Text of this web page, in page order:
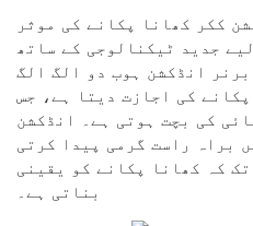
ککر کھانا پکانے کی موثر
جدید ٹیکنالوجی کے ساتھ
انڈکشن ہوب دو الگ الگ
کی اجازت دیتا ہے، جس
کی بچت ہوتی ہے۔ انڈکشن
براہ راست گرمی پیدا کرتی
کہ کھانا پکانے کو یقینی
بناتی ہے۔